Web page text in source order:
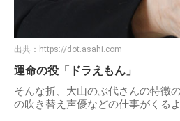
出典： https://dot.asahi.com
運命の役「ドラえもん」
そんな折、大山のぶ代さんの特徴
の吹き替え声優などの仕事がくるよ